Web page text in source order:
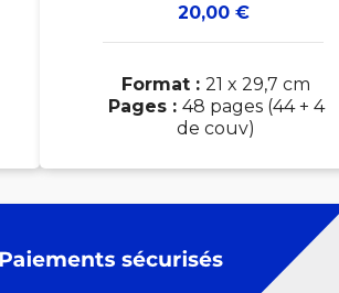
Prix
20,00 €
Format : 21 x 29,7 cm
Pages : 48 pages (44 + 4
de couv)